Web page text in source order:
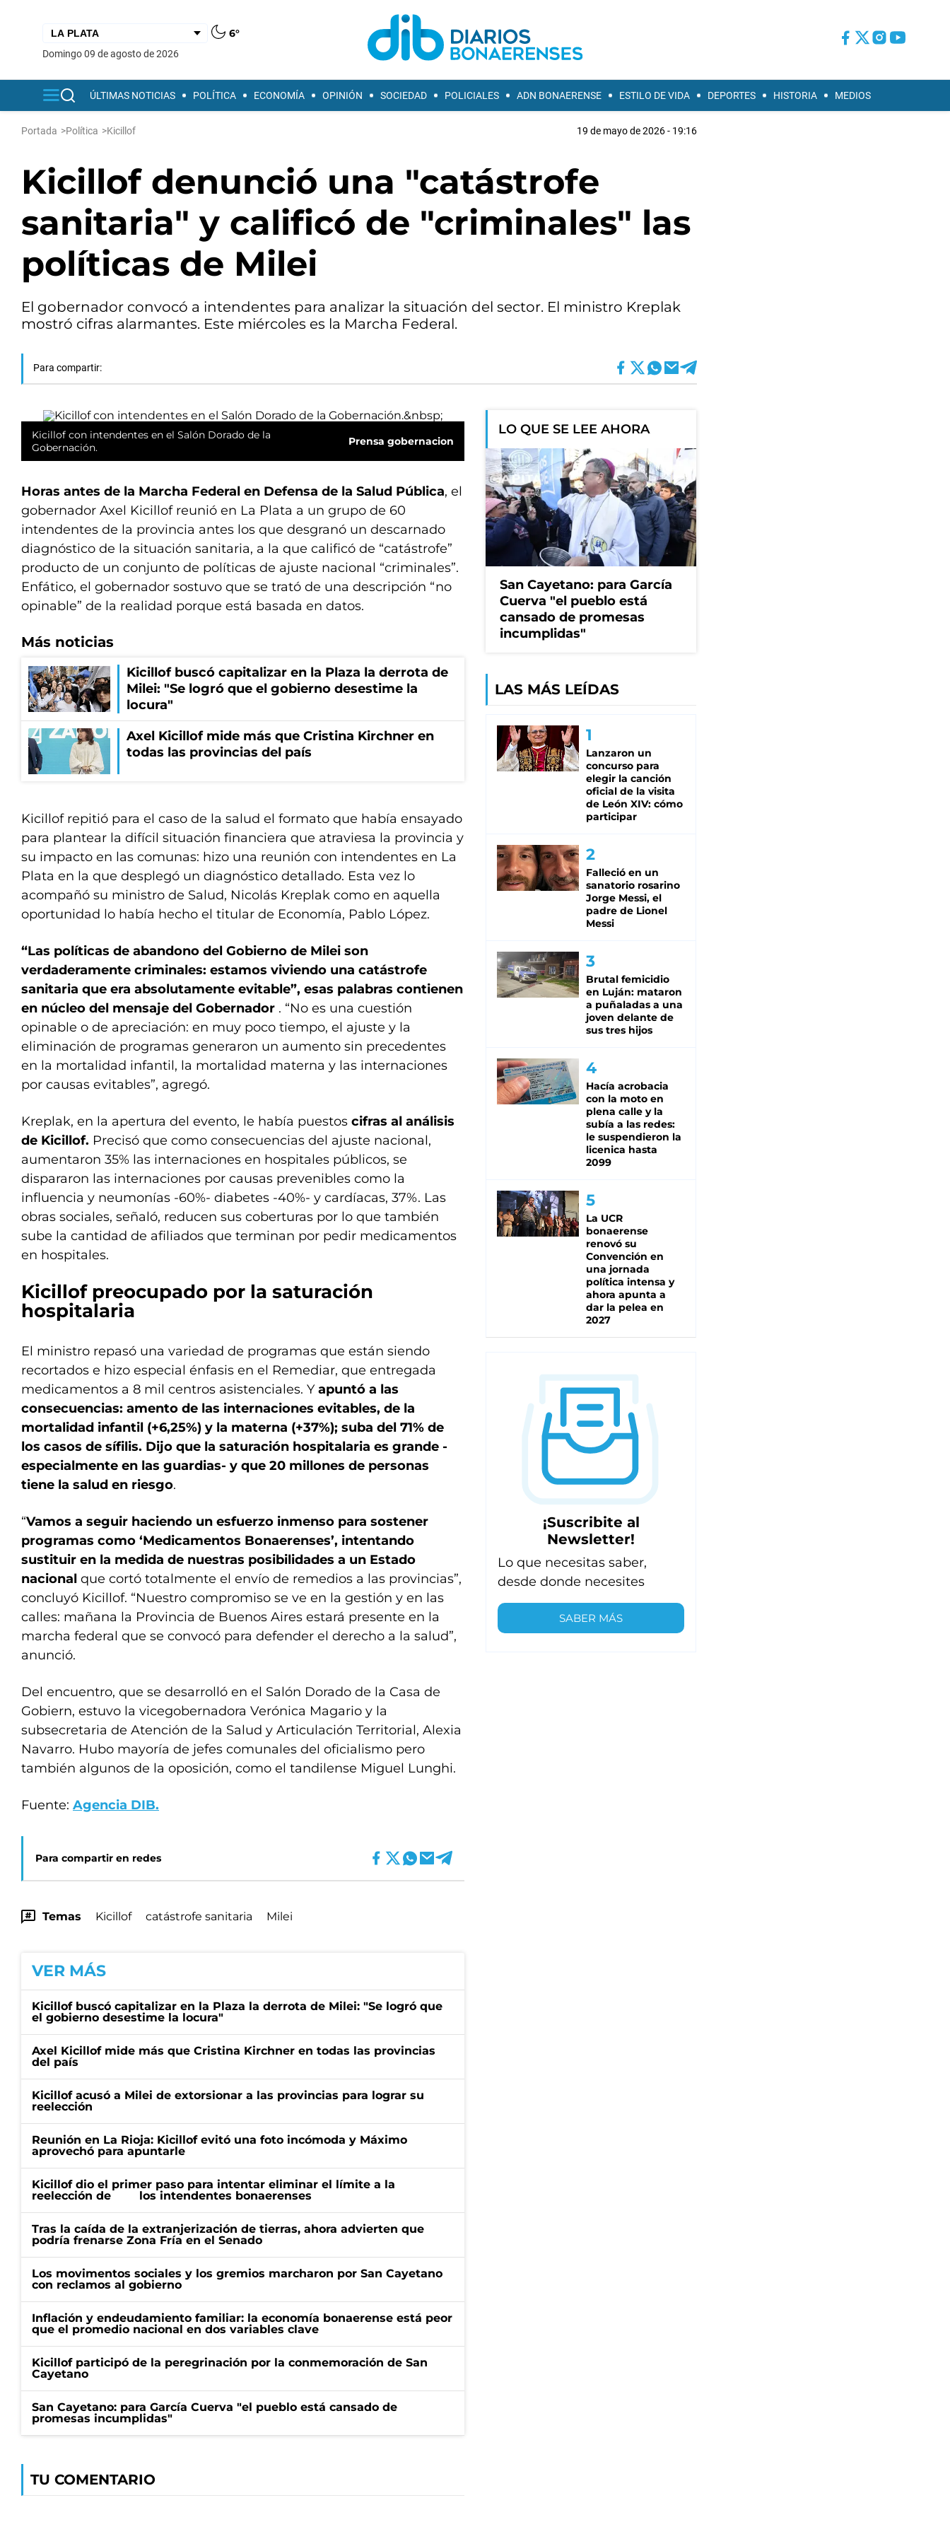
6°
domingo 09 de agosto de 2026
ÚLTIMAS NOTICIAS POLÍTICA ECONOMÍA OPINIÓN SOCIEDAD POLICIALES ADN BONAERENSE ESTILO DE VIDA DEPORTES HISTORIA MEDIOS
Portada >Política >Kicillof 19 de mayo de 2026 - 19:16
Kicillof denunció una "catástrofe
sanitaria" y calificó de "criminales" las
políticas de Milei
El gobernador convocó a intendentes para analizar la situación del sector. El ministro Kreplak
mostró cifras alarmantes. Este miércoles es la Marcha Federal.
Para compartir:
Kicillof con intendentes en el Salón Dorado de la
Gobernación.
Prensa gobernacion
Horas antes de la Marcha Federal en Defensa de la Salud Pública, el
gobernador Axel Kicillof reunió en La Plata a un grupo de 60
intendentes de la provincia antes los que desgranó un descarnado
diagnóstico de la situación sanitaria, a la que calificó de “catástrofe”
producto de un conjunto de políticas de ajuste nacional “criminales”.
Enfático, el gobernador sostuvo que se trató de una descripción “no
opinable” de la realidad porque está basada en datos.
Más noticias
Kicillof buscó capitalizar en la Plaza la derrota de
Milei: "Se logró que el gobierno desestime la
locura"
Axel Kicillof mide más que Cristina Kirchner en
todas las provincias del país
Kicillof repitió para el caso de la salud el formato que había ensayado
para plantear la difícil situación financiera que atraviesa la provincia y
su impacto en las comunas: hizo una reunión con intendentes en La
Plata en la que desplegó un diagnóstico detallado. Esta vez lo
acompañó su ministro de Salud, Nicolás Kreplak como en aquella
oportunidad lo había hecho el titular de Economía, Pablo López.
“Las políticas de abandono del Gobierno de Milei son
verdaderamente criminales: estamos viviendo una catástrofe
sanitaria que era absolutamente evitable”, esas palabras contienen
en núcleo del mensaje del Gobernador . “No es una cuestión
opinable o de apreciación: en muy poco tiempo, el ajuste y la
eliminación de programas generaron un aumento sin precedentes
en la mortalidad infantil, la mortalidad materna y las internaciones
por causas evitables”, agregó.
Kreplak, en la apertura del evento, le había puestos cifras al análisis
de Kicillof. Precisó que como consecuencias del ajuste nacional,
aumentaron 35% las internaciones en hospitales públicos, se
dispararon las internaciones por causas prevenibles como la
influencia y neumonías -60%- diabetes -40%- y cardíacas, 37%. Las
obras sociales, señaló, reducen sus coberturas por lo que también
sube la cantidad de afiliados que terminan por pedir medicamentos
en hospitales.
Kicillof preocupado por la saturación
hospitalaria
El ministro repasó una variedad de programas que están siendo
recortados e hizo especial énfasis en el Remediar, que entregada
medicamentos a 8 mil centros asistenciales. Yapuntó a las
consecuencias: amento de las internaciones evitables, de la
mortalidad infantil (+6,25%) y la materna (+37%); suba del 71% de
los casos de sífilis. Dijo que la saturación hospitalaria es grande -
especialmente en las guardias- y que 20 millones de personas
tiene la salud en riesgo.
“Vamos a seguir haciendo un esfuerzo inmenso para sostener
programas como ‘Medicamentos Bonaerenses’, intentando
sustituir en la medida de nuestras posibilidades a un Estado
nacional que cortó totalmente el envío de remedios a las provincias”,
concluyó Kicillof. “Nuestro compromiso se ve en la gestión y en las
calles: mañana la Provincia de Buenos Aires estará presente en la
marcha federal que se convocó para defender el derecho a la salud”,
anunció.
Del encuentro, que se desarrolló en el Salón Dorado de la Casa de
Gobiern, estuvo la vicegobernadora Verónica Magario y la
subsecretaria de Atención de la Salud y Articulación Territorial, Alexia
Navarro. Hubo mayoría de jefes comunales del oficialismo pero
también algunos de la oposición, como el tandilense Miguel Lunghi.
Fuente: Agencia DIB.
Para compartir en redes
Temas Kicillof catástrofe sanitaria Milei
VER MÁS
Kicillof buscó capitalizar en la Plaza la derrota de Milei: "Se logró que
el gobierno desestime la locura"
Axel Kicillof mide más que Cristina Kirchner en todas las provincias
del país
Kicillof acusó a Milei de extorsionar a las provincias para lograr su
reelección
Reunión en La Rioja: Kicillof evitó una foto incómoda y Máximo
aprovechó para apuntarle
Kicillof dio el primer paso para intentar eliminar el límite a la
reelección de los intendentes bonaerenses
Tras la caída de la extranjerización de tierras, ahora advierten que
podría frenarse Zona Fría en el Senado
Los movimentos sociales y los gremios marcharon por San Cayetano
con reclamos al gobierno
Inflación y endeudamiento familiar: la economía bonaerense está peor
que el promedio nacional en dos variables clave
Kicillof participó de la peregrinación por la conmemoración de San
Cayetano
San Cayetano: para García Cuerva "el pueblo está cansado de
promesas incumplidas"
TU COMENTARIO
LO QUE SE LEE AHORA
San Cayetano: para García
Cuerva "el pueblo está
cansado de promesas
incumplidas"
LAS MÁS LEÍDAS
Lanzaron un
concurso para
elegir la canción
oficial de la visita
de León XIV: cómo
participar
Falleció en un
sanatorio rosarino
Jorge Messi, el
padre de Lionel
Messi
Brutal femicidio
en Luján: mataron
a puñaladas a una
joven delante de
sus tres hijos
Hacía acrobacia
con la moto en
plena calle y la
subía a las redes:
le suspendieron la
licenica hasta
2099
La UCR
bonaerense
renovó su
Convención en
una jornada
política intensa y
ahora apunta a
dar la pelea en
2027
¡Suscribite al
Newsletter!
Lo que necesitas saber,
desde donde necesites
SABER MÁS